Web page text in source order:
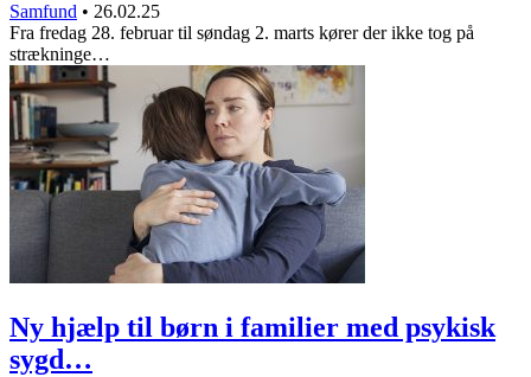
Samfund • 26.02.25
Fra fredag 28. februar til søndag 2. marts kører der ikke tog på
strækninge…
Ny hjælp til børn i familier med psykisk
sygd…